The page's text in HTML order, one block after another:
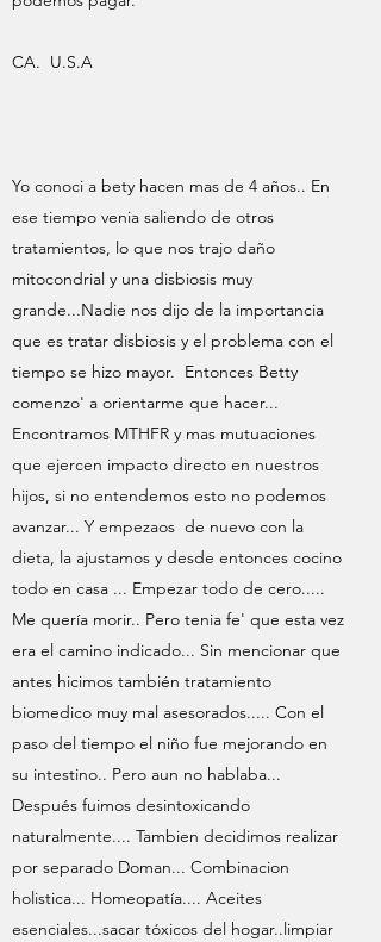
CA. U.S.A
Yo conoci a bety hacen mas de 4 años.. En
ese tiempo venia saliendo de otros
tratamientos, lo que nos trajo daño
mitocondrial y una disbiosis muy
grande...Nadie nos dijo de la importancia
que es tratar disbiosis y el problema con el
tiempo se hizo mayor. Entonces Betty
comenzo' a orientarme que hacer...
Encontramos MTHFR y mas mutuaciones
que ejercen impacto directo en nuestros
hijos, si no entendemos esto no podemos
avanzar... Y empezaos de nuevo con la
dieta, la ajustamos y desde entonces cocino
todo en casa ... Empezar todo de cero.....
Me quería morir.. Pero tenia fe' que esta vez
era el camino indicado... Sin mencionar que
antes hicimos también tratamiento
biomedico muy mal asesorados..... Con el
paso del tiempo el niño fue mejorando en
su intestino.. Pero aun no hablaba...
Después fuimos desintoxicando
naturalmente.... Tambien decidimos realizar
por separado Doman... Combinacion
holistica... Homeopatía.... Aceites
esenciales...sacar tóxicos del hogar..limpiar